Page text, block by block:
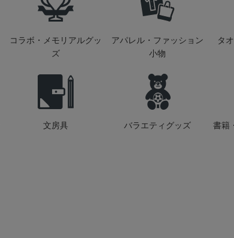
コラボ・メモリアルグッ
ズ
アパレル・ファッション
小物
タ
文房具 バラエティグッズ 書籍